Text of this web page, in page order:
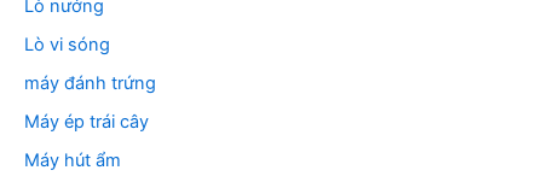
Lò nướng
Lò vi sóng
máy đánh trứng
Máy ép trái cây
Máy hút ẩm